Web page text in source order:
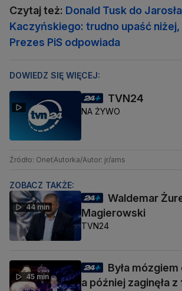
Czytaj też: Donald Tusk do
Kaczyńskiego: trudno upaść niżej,
Prezes PiS odpowiada
DOWIEDZ SIĘ WIĘCEJ:
TVN24
NA ŻYWO
Źródło: OnetAutorka/Autor: jr/ams
ZOBACZ TAKŻE:
44 min
Waldemar
Magierowski
TVN24
45 min
Była
a później zaginęła